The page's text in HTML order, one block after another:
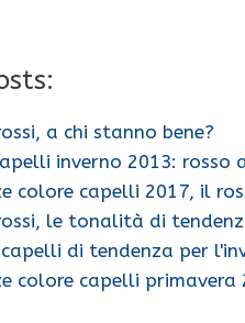
a chi stanno bene?
inverno 2013:
colore capelli 2017, il
le tonalità di
di tendenza per
colore capelli primavera